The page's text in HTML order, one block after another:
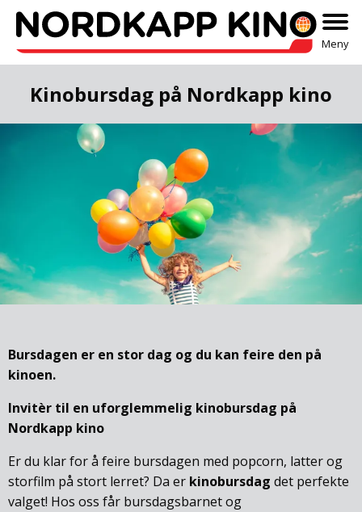
Meny
Kinobursdag på Nordkapp kino
Bursdagen er en stor dag og du kan feire den på
kinoen.
Invitèr til en uforglemmelig kinobursdag på
Nordkapp kino
Er du klar for å feire bursdagen med popcorn, latter og
storfilm på stort lerret? Da er kinobursdag det perfekte
valget! Hos oss får bursdagsbarnet og